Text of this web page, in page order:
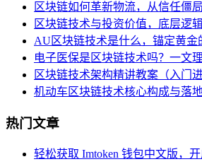
区块链如何革新物流，从信任僵
区块链技术与投资价值，底层逻
AU区块链技术是什么，锚定黄金
电子医保是区块链技术吗？一文
区块链技术架构精讲教案（入门进
机动车区块链技术核心构成与落
热门文章
轻松获取 Imtoken 钱包中文版，